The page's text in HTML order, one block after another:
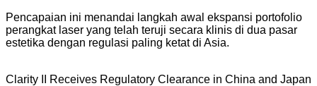
Pencapaian ini menandai langkah awal ekspansi portofolio
perangkat laser yang telah teruji secara klinis di dua pasar
estetika dengan regulasi paling ketat di Asia.
Clarity II Receives Regulatory Clearance in China and Japan